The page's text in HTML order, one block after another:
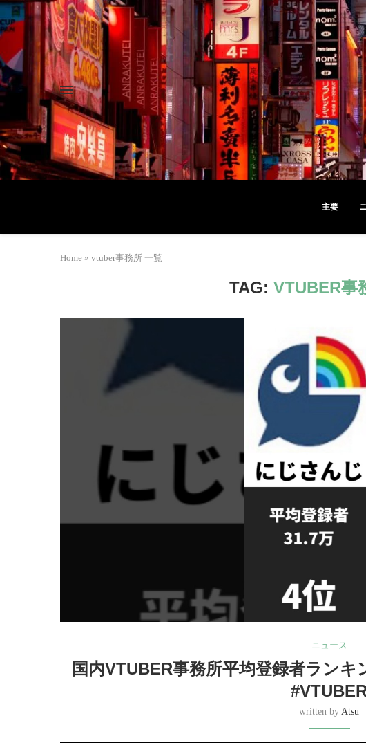
主要
Home » vtuber事務所 一覧
TAG:VTUBER事
ニュース
国内VTUBER事務所平均登録者ラン
#VTUBER
written by Atsu